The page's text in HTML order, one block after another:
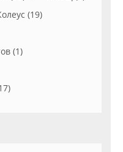
(19)
(1)